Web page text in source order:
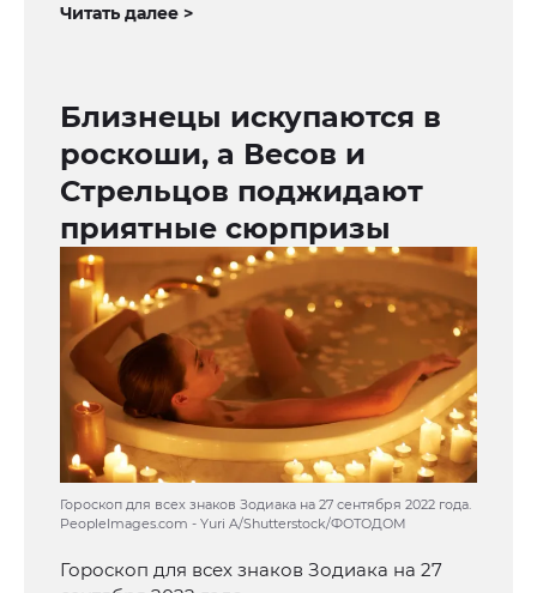
Читать далее >
Близнецы искупаются в
роскоши, а Весов и
Стрельцов поджидают
приятные сюрпризы
Гороскоп для всех знаков Зодиака на 27 сентября 2022 года.
PeopleImages.com - Yuri A/Shutterstock/ФОТОДОМ
Гороскоп для всех знаков Зодиака на 27